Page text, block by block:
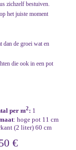
zichzelf bestuiven.
het juiste moment
dan de groei wat en
die ook in een pot
per m2: 1
: hoge pot 11 cm
(2 liter) 60 cm
€